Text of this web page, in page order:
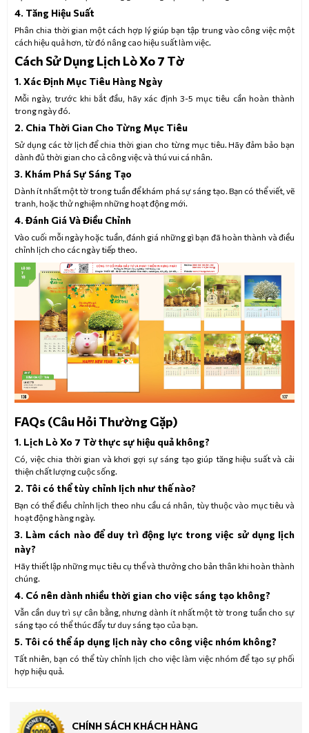
4. Tăng Hiệu Suất
Phân chia thời gian một cách hợp lý giúp bạn tập trung vào công việc một
cách hiệu quả hơn, từ đó nâng cao hiệu suất làm việc.
Cách Sử Dụng Lịch Lò Xo 7 Tờ
1. Xác Định Mục Tiêu Hàng Ngày
Mỗi ngày, trước khi bắt đầu, hãy xác định 3-5 mục tiêu cần hoàn thành
trong ngày đó.
2. Chia Thời Gian Cho Từng Mục Tiêu
Sử dụng các tờ lịch để chia thời gian cho từng mục tiêu. Hãy đảm bảo bạn
dành đủ thời gian cho cả công việc và thú vui cá nhân.
3. Khám Phá Sự Sáng Tạo
Dành ít nhất một tờ trong tuần để khám phá sự sáng tạo. Bạn có thể viết, vẽ
tranh, hoặc thử nghiệm những hoạt động mới.
4. Đánh Giá Và Điều Chỉnh
Vào cuối mỗi ngày hoặc tuần, đánh giá những gì bạn đã hoàn thành và điều
chỉnh lịch cho các ngày tiếp theo.
FAQs (Câu Hỏi Thường Gặp)
1. Lịch Lò Xo 7 Tờ thực sự hiệu quả không?
Có, việc chia thời gian và khơi gợi sự sáng tạo giúp tăng hiệu suất và cải
thiện chất lượng cuộc sống.
2. Tôi có thể tùy chỉnh lịch như thế nào?
Bạn có thể điều chỉnh lịch theo nhu cầu cá nhân, tùy thuộc vào mục tiêu và
hoạt động hàng ngày.
3. Làm cách nào để duy trì động lực trong việc sử dụng lịch
này?
Hãy thiết lập những mục tiêu cụ thể và thưởng cho bản thân khi hoàn thành
chúng.
4. Có nên dành nhiều thời gian cho việc sáng tạo không?
Vẫn cần duy trì sự cân bằng, nhưng dành ít nhất một tờ trong tuần cho sự
sáng tạo có thể thúc đẩy tư duy sáng tạo của bạn.
5. Tôi có thể áp dụng lịch này cho công việc nhóm không?
Tất nhiên, bạn có thể tùy chỉnh lịch cho việc làm việc nhóm để tạo sự phối
hợp hiệu quả.
CHÍNH SÁCH KHÁCH HÀNG